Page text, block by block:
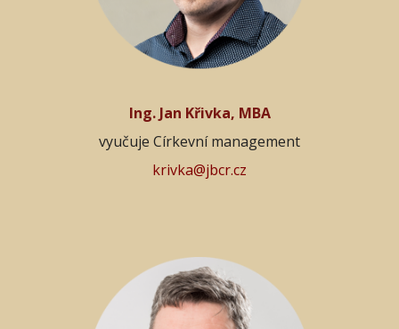
Ing. Jan Křivka, MBA
vyučuje Církevní management
krivka@jbcr.cz